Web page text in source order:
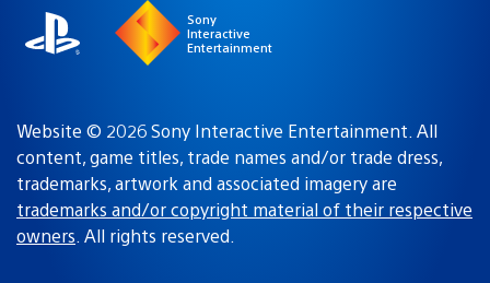
Sony
Interactive
Entertainment
Website © 2026 Sony Interactive Entertainment. All
content, game titles, trade names and/or trade dress,
trademarks, artwork and associated imagery are
trademarks and/or copyright material of their respective
owners. All rights reserved.